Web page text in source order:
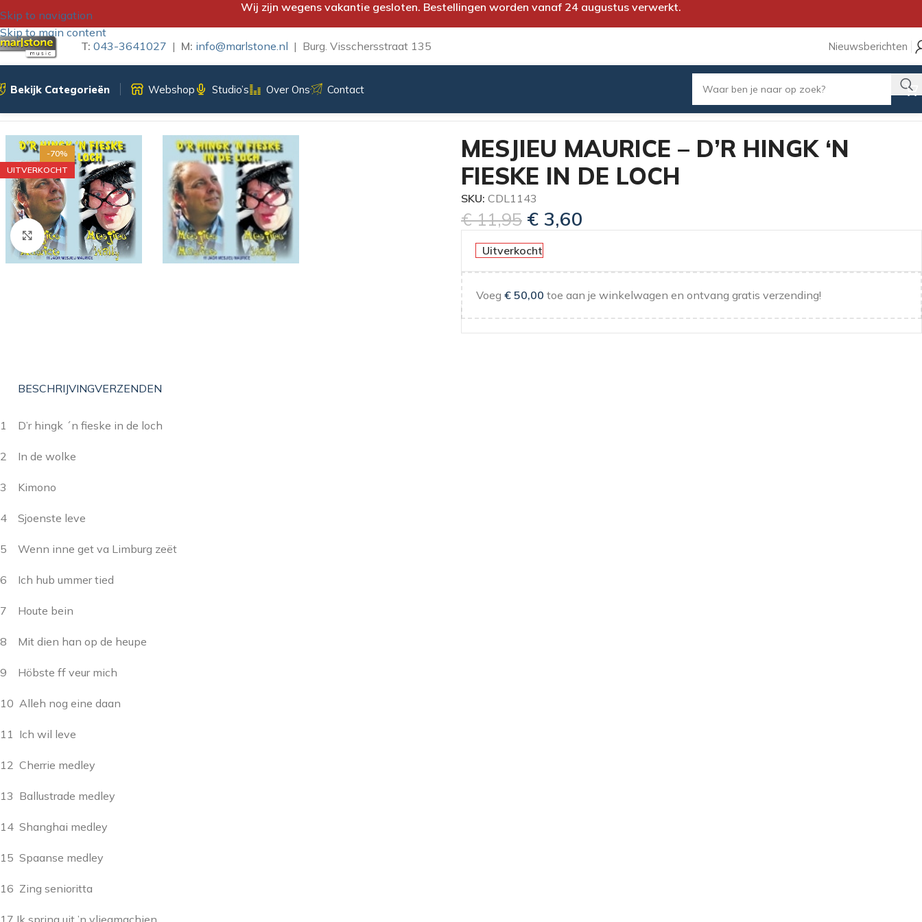
Skip to navigation
Skip to main content
Wij zijn wegens vakantie gesloten. Bestellingen worden vanaf 24 augustus verwerkt.
T: 043-3641027 | M: info@marlstone.nl | Burg. Visschersstraat 135 Nieuwsberichten
Bekijk Categorieën Webshop Studio’s Over Ons Contact
-70%
UITVERKOCHT
Klik om te vergroten
MESJIEU MAURICE – D’R HINGK ‘N
FIESKE IN DE LOCH
SKU: CDL1143
€11,95 € 3,60
Uitverkocht
Voeg € 50,00 toe aan je winkelwagen en ontvang gratis verzending!
BESCHRIJVINGVERZENDEN
1 D’r hingk ´n fieske in de loch
2 In de wolke
3 Kimono
4 Sjoenste leve
5 Wenn inne get va Limburg zeët
6 Ich hub ummer tied
7 Houte bein
8 Mit dien han op de heupe
9 Höbste ff veur mich
10 Alleh nog eine daan
11 Ich wil leve
12 Cherrie medley
13 Ballustrade medley
14 Shanghai medley
15 Spaanse medley
16 Zing senioritta
17 Ik spring uit ’n vliegmachien